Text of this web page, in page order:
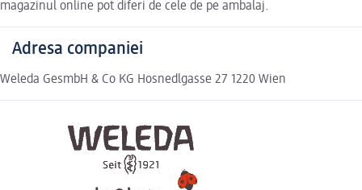
magazinul online pot diferi de cele de pe ambalaj.
Adresa companiei
Weleda GesmbH & Co KG Hosnedlgasse 27 1220 Wien